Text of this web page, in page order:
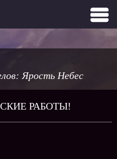
Ярость Небес
РАБОТЫ!